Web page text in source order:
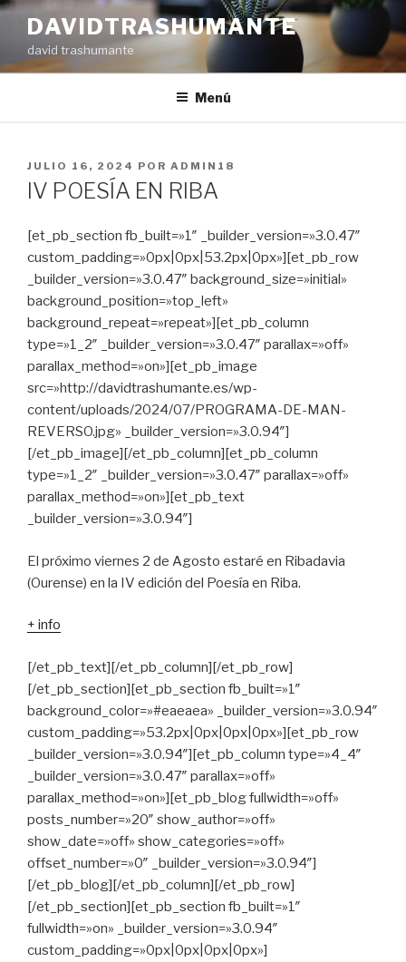
Ir
contenido
DAVIDTRASHUMANTE
david trashumante
Menú
PUBLICADO
EN
JULIO 16, 2024 POR ADMIN18
IV POESÍA EN RIBA
[et_pb_section fb_built=»1″ _builder_version=»3.0.47″
custom_padding=»0px|0px|53.2px|0px»][et_pb_row
_builder_version=»3.0.47″ background_size=»initial»
background_position=»top_left»
background_repeat=»repeat»][et_pb_column
type=»1_2″ _builder_version=»3.0.47″ parallax=»off»
parallax_method=»on»][et_pb_image
src=»http://davidtrashumante.es/wp-
content/uploads/2024/07/PROGRAMA-DE-MAN-
REVERSO.jpg» _builder_version=»3.0.94″]
[/et_pb_image][/et_pb_column][et_pb_column
type=»1_2″ _builder_version=»3.0.47″ parallax=»off»
parallax_method=»on»][et_pb_text
_builder_version=»3.0.94″]
El próximo viernes 2 de Agosto estaré en Ribadavia
(Ourense) en la IV edición del Poesía en Riba.
+ info
[/et_pb_text][/et_pb_column][/et_pb_row]
[/et_pb_section][et_pb_section fb_built=»1″
background_color=»#eaeaea» _builder_version=»3.0.94″
custom_padding=»53.2px|0px|0px|0px»][et_pb_row
_builder_version=»3.0.94″][et_pb_column type=»4_4″
_builder_version=»3.0.47″ parallax=»off»
parallax_method=»on»][et_pb_blog fullwidth=»off»
posts_number=»20″ show_author=»off»
show_date=»off» show_categories=»off»
offset_number=»0″ _builder_version=»3.0.94″]
[/et_pb_blog][/et_pb_column][/et_pb_row]
[/et_pb_section][et_pb_section fb_built=»1″
fullwidth=»on» _builder_version=»3.0.94″
custom_padding=»0px|0px|0px|0px»]